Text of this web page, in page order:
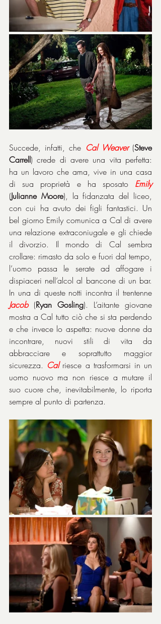
Succede, infatti, che Cal Weaver (Steve
Carrell) crede di avere una vita perfetta:
ha un lavoro che ama, vive in una casa
di sua proprietà e ha sposato Emily
(Julianne Moore), la fidanzata del liceo,
con cui ha avuto dei figli fantastici. Un
bel giorno Emily comunica a Cal di avere
una relazione extraconiugale e gli chiede
il divorzio. Il mondo di Cal sembra
crollare: rimasto da solo e fuori dal tempo,
l’uomo passa le serate ad affogare i
dispiaceri nell’alcol al bancone di un bar.
Jacob (Ryan Gosling). L’aitante giovane
mostra a Cal tutto ciò che si sta perdendo
e che invece lo aspetta: nuove donne da
incontrare, nuovi stili di vita da
abbracciare e soprattutto maggior
sicurezza. Cal riesce a trasformarsi in un
uomo nuovo ma non riesce a mutare il
suo cuore che, inevitabilmente, lo riporta
sempre al punto di partenza.